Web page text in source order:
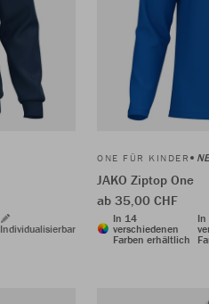
Individualisierbar
ONE FÜR KINDER
JAKO Ziptop One
ab 35,00 CHF
In 14
verschiedenen
Farben erhältlich
In